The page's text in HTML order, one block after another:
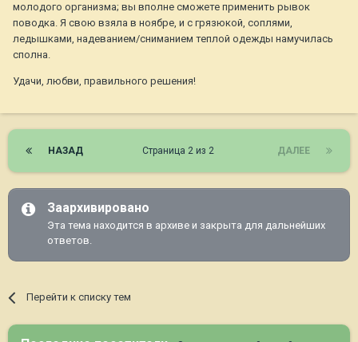
молодого организма; вы вполне сможете применить рывок
поводка. Я свою взяла в ноябре, и с грязюкой, соплями,
ледышками, надеванием/сниманием теплой одежды намучилась
сполна.
Удачи, любви, правильного решения!
НАЗАД ДАЛЕЕ
Страница 2 из 2
Заархивировано
Эта тема находится в архиве и закрыта для дальнейших
ответов.
Перейти к списку тем